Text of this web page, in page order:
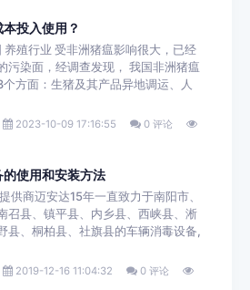
投入使用？
殖行业 受非洲猪瘟影响很大，已经
污染面，经调查发现， 我国非洲猪瘟
方面：生猪及其产品异地调运、人
2023-10-09 17:16:55
0 评论
使用和安装方法
供商迈安达15年一直致力于南阳市、
召县、镇平县、内乡县、西峡县、淅
县、桐柏县、社旗县的车辆消毒设备,
2019-12-16 11:04:32
0 评论